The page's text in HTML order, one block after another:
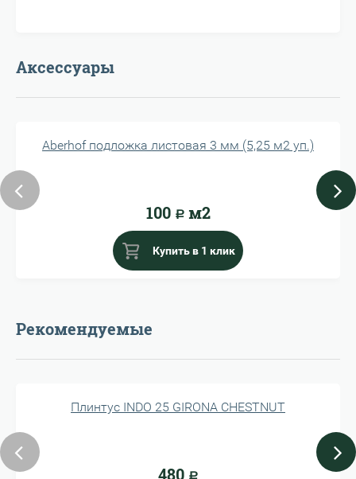
Аксессуары
Aberhof подложка листовая 3 мм (5,25 м2 уп.)
100 Рм2
Купить в 1 клик
Рекомендуемые
Плинтус INDO 25 GIRONA CHESTNUT
480 Р